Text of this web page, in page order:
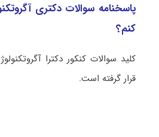
پاسخنامه سوالات دکتری
کنم؟
کلید سوالات کنکور دکترا
قرار گرفته است.